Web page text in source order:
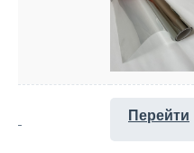
Перейти